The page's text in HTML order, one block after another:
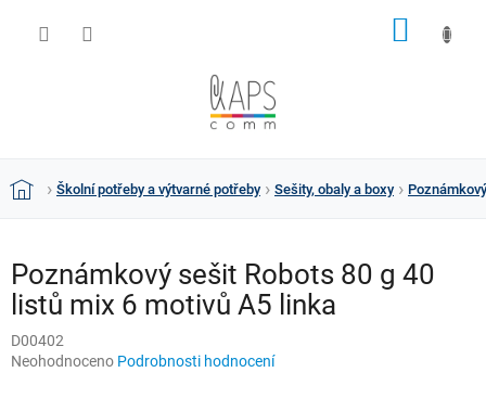
DomůŠkolní potřeby a výtvarné potřeby Sešity, obaly a boxy
Poznámkový sešit Robots 80 g 40
listů mix 6 motivů A5 linka
D00402
Průměrné
Neohodnoceno Podrobnosti hodnocení